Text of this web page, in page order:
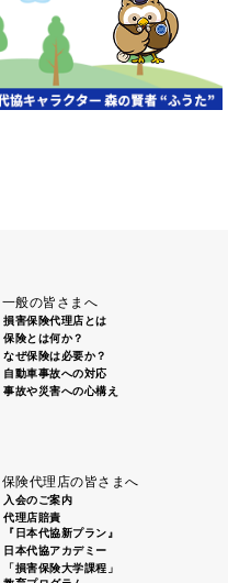
一般の皆さまへ
損害保険代理店とは
保険とは何か？
なぜ保険は必要か？
自動車事故への対応
事故や災害への心構え
保険代理店の皆さまへ
入会のご案内
代理店賠責
『日本代協新プラン』
日本代協アカデミー
「損害保険大学課程」